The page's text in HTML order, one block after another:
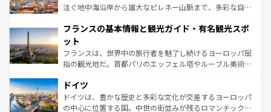
ピザやパスタなど、絶品のイタリア料理を堪能することも
ませてくれるイタリアで、忘れられない旅をしてみよう！
なお、新着のイタリア情報は
しい。
注ぐ地中海沿岸から雄大なピレネー山脈まで、多彩な自然
文化が根付くこの国では、情熱的なフラメンコ、熱気あふ
れる闘牛、そして美味しいタパスが生活の一部となってい
る。首都マドリードの洗練された雰囲気や、バルセロナの
アートに溢れた街角から、地方では古代ローマ遺跡や中世
せる。地方によって風土や気候が異なるスペインはその個
性で訪れる人を魅了する。 なお、新着のスペイン情報は コ
ンテンツ一覧を参照してほしい。
フランスの基本情報と観光ガイド・有名観光スポ
ット
フランスは、世界中の旅行者を魅了し続けるヨーロッパ屈
指の観光地だ。首都パリのエッフェル塔やルーブル美術館
で、幅広い魅力が詰まっている。華麗な宮殿、歴史的な大
聖堂、美しいビーチ、そして豊かな自然が、訪れる者を心
から魅了する。また、フランスは美食の国としても知ら
ドイツ
ドイツは、豊かな歴史と多彩な文化が交差するヨーロッパ
の中心に位置する国。中世の街並みが残るロマンチック街